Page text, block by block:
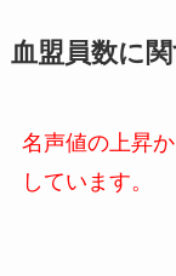
血盟員数に
名声値の上昇
しています。